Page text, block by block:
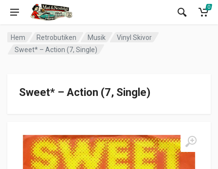
0
Hem Retrobutiken Musik
Vinyl Skivor
Sweet* – Action (7, Single)
Sweet* – Action (7, Single)